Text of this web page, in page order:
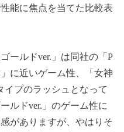
能に焦点を当てた比較表
ールドver.」は同社の「P
に近いゲーム性、「女神
イプのラッシュとなって
ルドver.」のゲーム性に
がありますが、やはりそ